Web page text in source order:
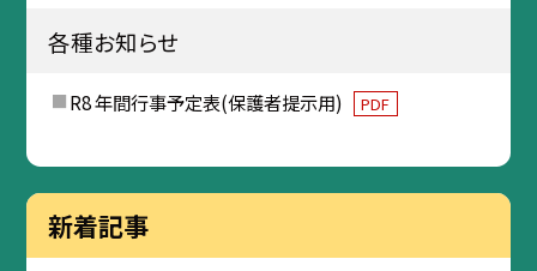
各種お知らせ
R8 年間行事予定表(保護者提示用) PDF
新着記事